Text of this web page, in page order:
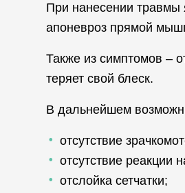
При нанесении травмы
апоневроз прямой
Также из симптомов –
теряет свой блеск.
В дальнейшем
отсутствие
отсутствие реакции
отслойка сетчатки;